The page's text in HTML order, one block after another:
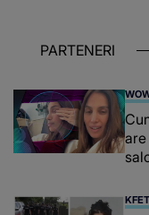
PARTENERI